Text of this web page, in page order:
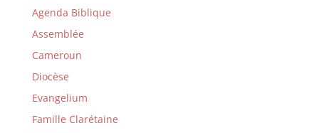
Agenda Biblique
Assemblée
Cameroun
Diocèse
Evangelium
Famille Clarétaine